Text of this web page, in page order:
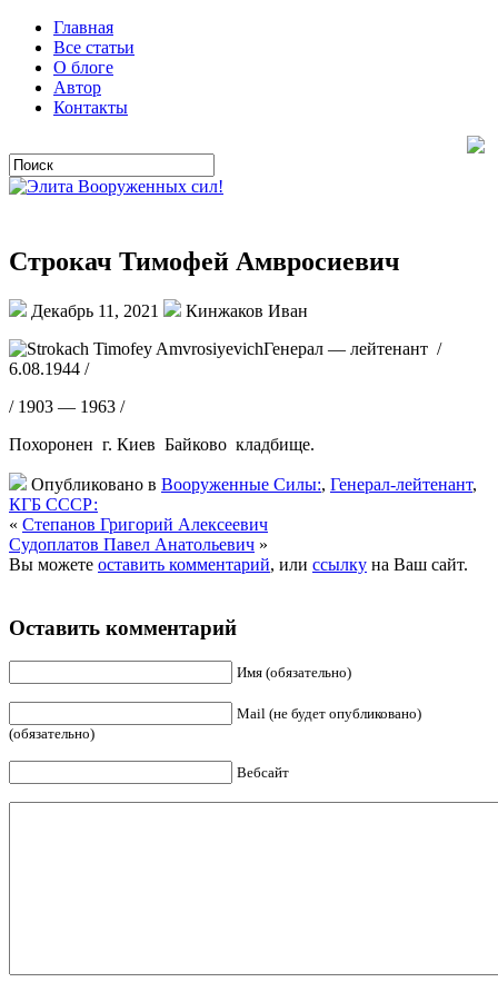
Главная
Все статьи
О блоге
Автор
Контакты
Строкач Тимофей Амвросиевич
Декабрь 11, 2021
Кинжаков Иван
Генерал — лейтенант /
6.08.1944 /
/ 1903 — 1963 /
Похоронен г. Киев Байково кладбище.
Опубликовано в Вооруженные Силы:, Генерал-лейтенант,
КГБ СССР:
« Степанов Григорий Алексеевич
Судоплатов Павел Анатольевич »
Вы можете оставить комментарий, или ссылку на Ваш сайт.
Оставить комментарий
Имя (обязательно)
Mail (не будет опубликовано)
(обязательно)
Вебсайт